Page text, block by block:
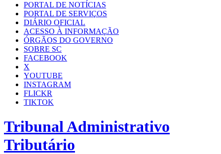
PORTAL DE NOTÍCIAS
PORTAL DE SERVIÇOS
DIÁRIO OFICIAL
ACESSO À INFORMAÇÃO
ÓRGÃOS DO GOVERNO
SOBRE SC
FACEBOOK
X
YOUTUBE
INSTAGRAM
FLICKR
TIKTOK
Tribunal Administrativo
Tributário